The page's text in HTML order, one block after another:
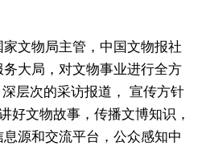
文物局主管，中国文物报社
大局，对文物事业进行全方
层次的采访报道， 宣传方针
好文物故事，传播文博知识，
源和交流平台，公众感知中